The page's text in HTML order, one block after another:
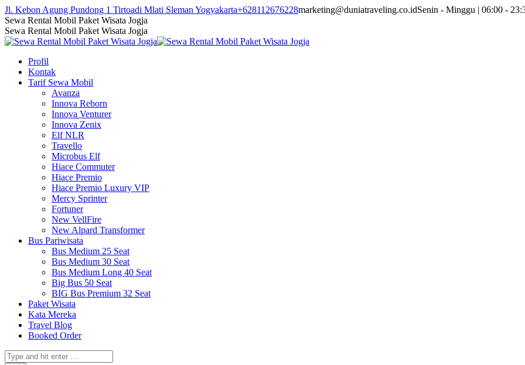
Skip
to
content
Jl. Kebon Agung Pundong 1 Tirtoadi Mlati Sleman Yogyakarta+628112676228marketing@duniatraveling.co.idSenin - Minggu | 06:00 -
Facebook
page
opens
new
window
Twitter
page
opens
new
window
Instagram
page
opens
new
window
YouTube
page
opens
new
window
Sewa Rental Mobil Paket Wisata Jogja
Sewa Rental Mobil Paket Wisata Jogja
Profil
Kontak
Tarif Sewa Mobil
Avanza
Innova Reborn
Innova Venturer
Innova Zenix
Elf NLR
Travello
Microbus Elf
Hiace Commuter
Hiace Premio
Hiace Premio Luxury VIP
Mercy Sprinter
Fortuner
New VellFire
New Alpard Transformer
Bus Pariwisata
Bus Medium 25 Seat
Bus Medium 30 Seat
Bus Medium Long 40 Seat
Big Bus 50 Seat
BIG Bus Premium 32 Seat
Paket Wisata
Kata Mereka
Travel Blog
Booked Order
Search: